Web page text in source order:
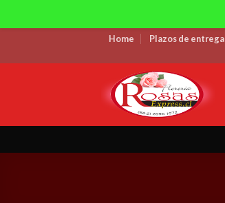
Home Plazos de entrega